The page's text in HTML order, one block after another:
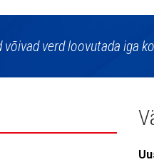
võivad verd loovutada iga